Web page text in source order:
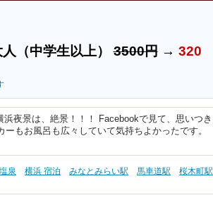
人（中学生以上）3500円→ 320
夜景は、絶景！！！ Facebookで見て、思いつき
もお風呂も広々していて気持ちよかったです。
泉 横浜 宿泊 みなとみらい駅 馬車道駅
桜木町駅